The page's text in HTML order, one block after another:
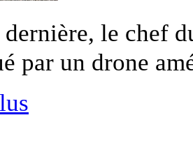
le chef
par un drone